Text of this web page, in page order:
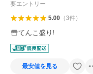
110860後継
要エントリー
5.00（3件）
てんこ盛り!
最安値を見る